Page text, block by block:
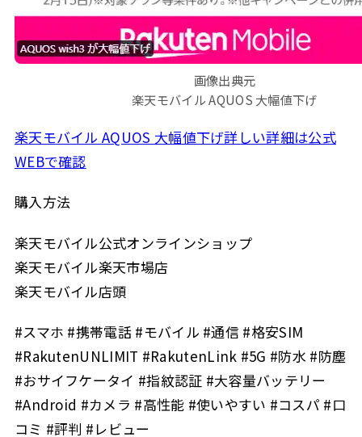
画像出典元
楽天モバイル AQUOS 大幅値下げ
楽天モバイル AQUOS 大幅値下げ詳しい詳細は公式
WEBで確認
購入方法
楽天モバイル公式オンラインショップ
楽天モバイル楽天市場店
楽天モバイル店頭
#スマホ #携帯電話 #モバイル #通信 #格安SIM
#RakutenUNLIMIT #RakutenLink #5G #防水 #防塵
#おサイフケータイ #指紋認証 #大容量バッテリー
#Android #カメラ #高性能 #使いやすい #コスパ #口
コミ #評判 #レビュー